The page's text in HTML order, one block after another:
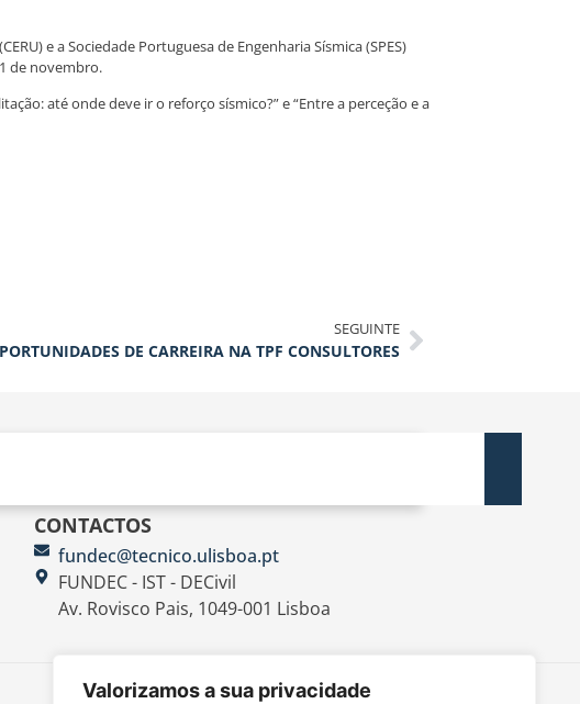
Valorizamos a sua privacidade
e a Sociedade Portuguesa de Engenharia Sísmica (SPES)
de novembro.
até onde deve ir o reforço sísmico?” e “Entre a perceção e a
SEGUINTE
DE CARREIRA NA TPF CONSULTORES
CONTACTOS
fundec@tecnico.ulisboa.pt
FUNDEC - IST - DECivil
Av. Rovisco Pais, 1049-001 Lisboa